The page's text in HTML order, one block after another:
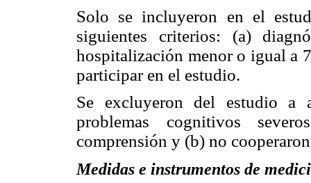
Solo se incluyeron en el
siguientes criterios: (a)
hospitalización menor o igual a
participar en el estudio.
Se excluyeron del estudio a
problemas cognitivos
comprensión y (b) no
Medidas e instrumentos de